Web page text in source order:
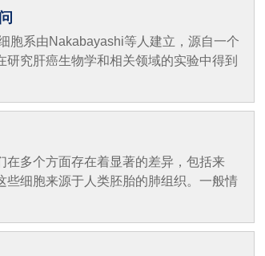
胞系由Nakabayashi等人建立，源自一个
究肝癌生物学和相关领域的实验中得到
在多个方面存在着显著的差异，包括来
细胞来源于人类胚胎的肺组织。一般情